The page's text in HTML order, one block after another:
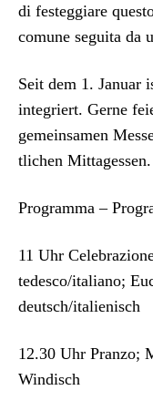
Über
ePaper
aktuelle
Suchen
di fes­teggia­re
comune segui­ta da
Seit dem 1. Jan­u­ar
inte­gri­ert. Gerne
gemein­samen
tlichen Mit­tagessen.
Pro­gram­ma –
11 Uhr
tedesco/italiano;
deutsch/italienisch
12.30 Uhr Pran­zo;
Windisch